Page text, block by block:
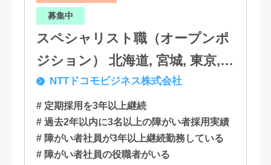
募集中
スペシャリスト職（オープンポ
ジション） 北海道, 宮城, 東京,
石川, 愛知, 大阪, 広島, 香川, 福岡
NTTドコモビジネス株式会社
# 定期採用を3年以上継続
# 過去2年以内に3名以上の障がい者採用実績
# 障がい者社員が3年以上継続勤務している
# 障がい者社員の役職者がいる